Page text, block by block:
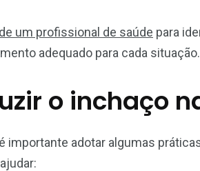
um profissional de saúde para
adequado para cada situação.
o inchaço
importante adotar algumas